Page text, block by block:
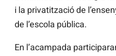
i la privatització de
de l’escola pública.
En l’acampada